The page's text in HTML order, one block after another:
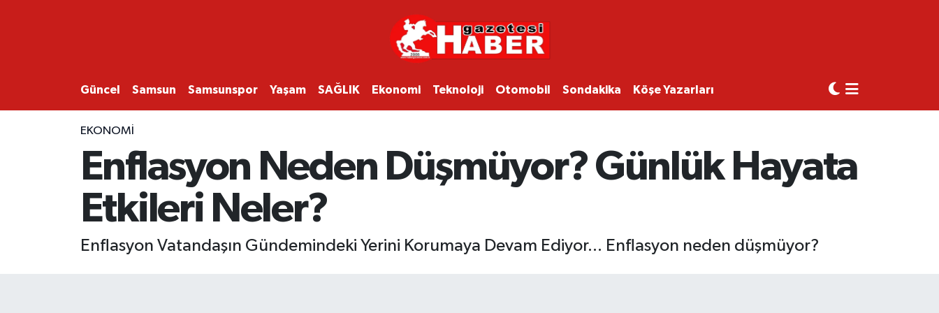
Güncel Samsun Samsunspor Yaşam SAĞLIK Ekonomi Teknoloji Otomobil Sondakika Köşe Yazarları
EKONOMİ
Enflasyon Neden Düşmüyor? Günlük Hayata
Etkileri Neler?
Enflasyon Vatandaşın Gündemindeki Yerini Korumaya Devam Ediyor... Enflasyon neden düşmüyor?
SAMSUN
SAMSUNSPOR
EKONOMİ